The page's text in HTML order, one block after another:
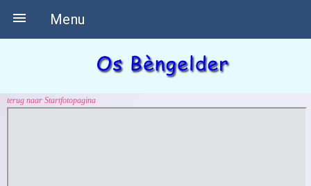
Menu

terug naar Startfotopagina